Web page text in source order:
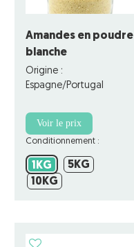
Amandes en poudre
blanche
Origine :
Espagne/Portugal
Voir le prix
Conditionnement :
1KG 1KG5KG
10KG